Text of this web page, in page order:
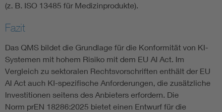
(z. B. ISO 13485 für Medizinprodukte).
Fazit
Das QMS bildet die Grundlage für die Konformität von KI-
Systemen mit hohem Risiko mit dem EU AI Act. Im
Vergleich zu sektoralen Rechtsvorschriften enthält der EU
AI Act auch KI-spezifische Anforderungen, die zusätzliche
Investitionen seitens des Anbieters erfordern. Die
Norm prEN 18286:2025 bietet einen Entwurf für die